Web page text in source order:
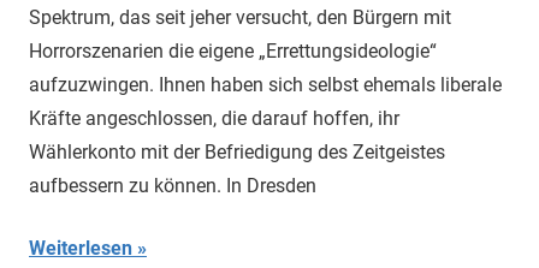
Spektrum, das seit jeher versucht, den Bürgern mit
Horrorszenarien die eigene „Errettungsideologie“
aufzuzwingen. Ihnen haben sich selbst ehemals liberale
Kräfte angeschlossen, die darauf hoffen, ihr
Wählerkonto mit der Befriedigung des Zeitgeistes
aufbessern zu können. In Dresden
Weiterlesen